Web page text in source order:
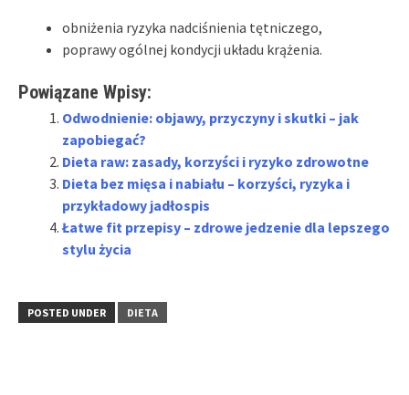
obniżenia ryzyka nadciśnienia tętniczego,
poprawy ogólnej kondycji układu krążenia.
Powiązane Wpisy:
Odwodnienie: objawy, przyczyny i skutki – jak
zapobiegać?
Dieta raw: zasady, korzyści i ryzyko zdrowotne
Dieta bez mięsa i nabiału – korzyści, ryzyka i
przykładowy jadłospis
Łatwe fit przepisy – zdrowe jedzenie dla lepszego
stylu życia
POSTED UNDER DIETA